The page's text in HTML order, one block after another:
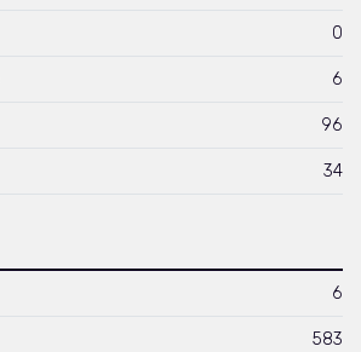
0
6
96
34
6
583